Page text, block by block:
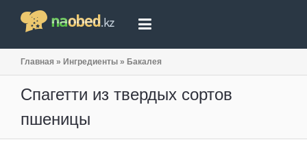
Главная » Ингредиенты » Бакалея
Спагетти из твердых сортов
пшеницы